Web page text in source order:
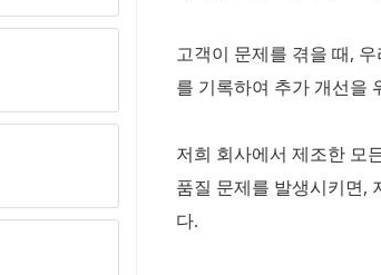
고객이 문제를 겪을 때,
를 기록하여 추가 개선을
저희 회사에서 제조한 모
품질 문제를 발생시키면,
다.